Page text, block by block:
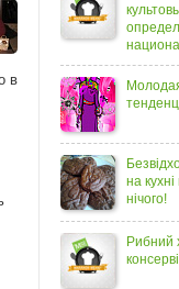
в
на
нічого!
Рибний